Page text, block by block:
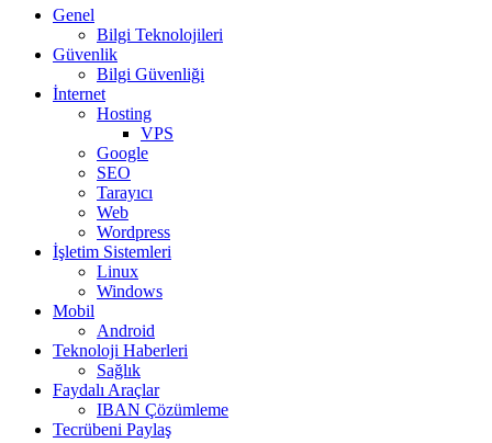
Genel
Bilgi Teknolojileri
Güvenlik
Bilgi Güvenliği
İnternet
Hosting
VPS
Google
SEO
Tarayıcı
Web
Wordpress
İşletim Sistemleri
Linux
Windows
Mobil
Android
Teknoloji Haberleri
Sağlık
Faydalı Araçlar
IBAN Çözümleme
Tecrübeni Paylaş